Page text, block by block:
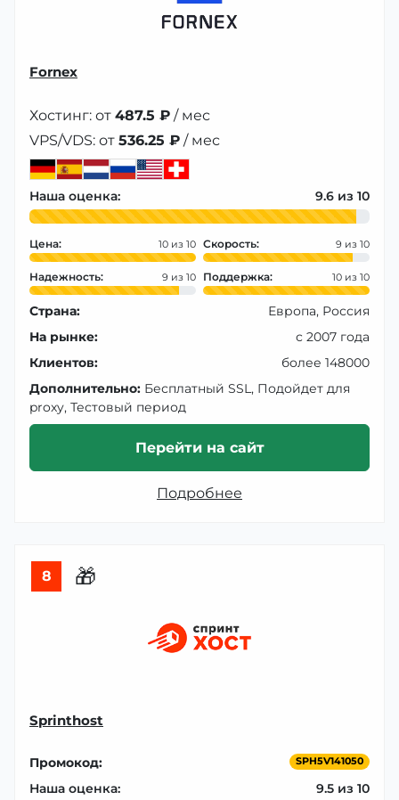
Fornex
Хостинг: от 487.5 ₽ / мес
VPS/VDS: от 536.25 ₽ / мес
Наша оценка: 9.6
Цена: 10 Скорость: 9
Надежность: 9 Поддержка: 10
Страна:
Европа, Россия
На рынке:
с 2007 года
Клиентов:
более 148000
Дополнительно: Бесплатный SSL, Подойдет для
proxy, Тестовый период
Перейти на сайт
Подробнее
8 🎁
Sprinthost
Промокод: SPH5V141050
Наша оценка: 9.5